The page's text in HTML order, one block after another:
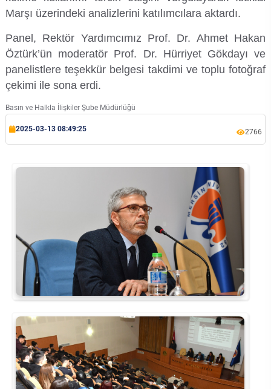
Marşı üzerindeki analizlerini katılımcılara aktardı.
Panel, Rektör Yardımcımız Prof. Dr. Ahmet Hakan
Öztürk’ün moderatör Prof. Dr. Hürriyet Gökdayı ve
panelistlere teşekkür belgesi takdimi ve toplu fotoğraf
çekimi ile sona erdi.
Basın ve Halkla İlişkiler Şube Müdürlüğü
2025-03-13 08:49:25 2766
Sürdürülebilir Çevre Uygulama ve Araştırma Merkezi
Turizm Uygulama ve Araştırma Merkezi
Türkçe Öğretimi Uygulama ve Araştırma Merkezi
Uzaktan Eğitim Uygulama ve Araştırma Merkezi
Yörük Kültürü Uygulama ve Araştırma Merkezi